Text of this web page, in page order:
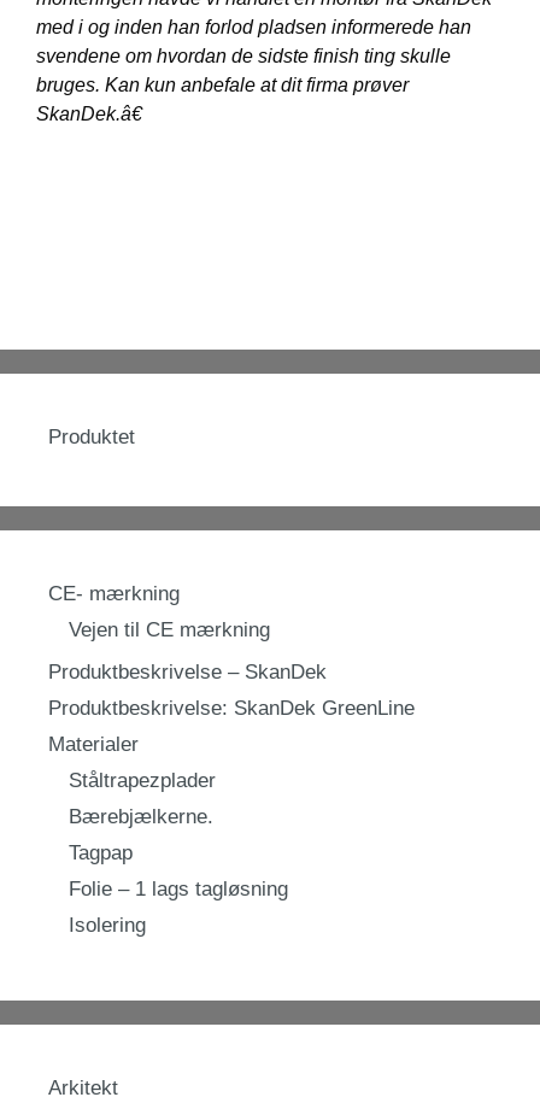
med i og inden han forlod pladsen informerede han
svendene om hvordan de sidste finish ting skulle
bruges. Kan kun anbefale at dit firma prøver
SkanDek.â€
Produktet
CE- mærkning
Vejen til CE mærkning
Produktbeskrivelse – SkanDek
Produktbeskrivelse: SkanDek GreenLine
Materialer
Ståltrapezplader
Bærebjælkerne.
Tagpap
Folie – 1 lags tagløsning
Isolering
Arkitekt